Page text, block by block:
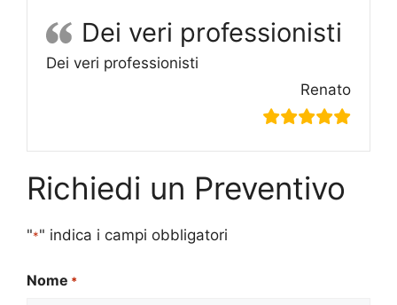
Dei veri professionisti
Dei veri professionisti
Renato
Richiedi un Preventivo
"*" indica i campi obbligatori
Nome *